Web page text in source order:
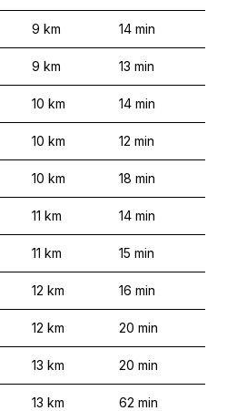
9 km 14 min
9 km 13 min
10 km 14 min
10 km 12 min
10 km 18 min
11 km 14 min
11 km 15 min
12 km 16 min
12 km 20 min
13 km 20 min
13 km 62 min